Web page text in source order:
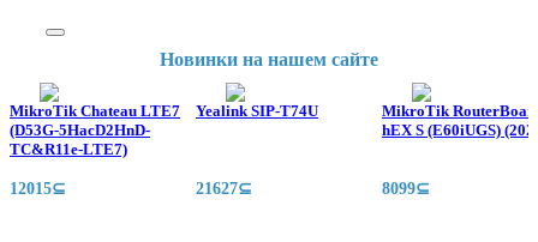
Новинки на нашем сайте
MikroTik Chateau LTE7
(D53G-5HacD2HnD-
TC&R11e-LTE7)
12015⊆
Yealink SIP-T74U
21627⊆
MikroTik
hEX S (E60iUGS)
8099⊆